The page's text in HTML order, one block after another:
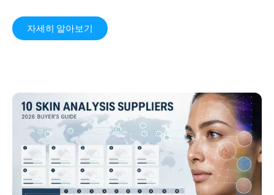
자세히 알아보기